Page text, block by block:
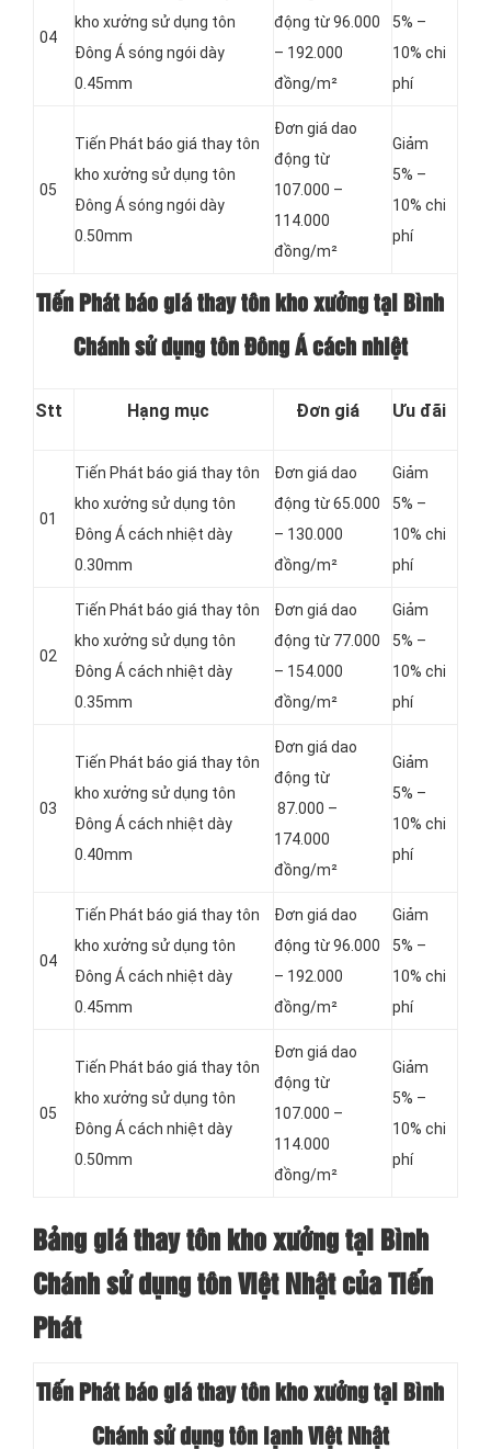
04
kho xưởng sử dụng tôn
Đông Á sóng ngói dày
0.45mm
động từ 96.000
– 192.000
đồng/m²
5% –
10% chi
phí
05
Tiến Phát báo giá thay tôn
kho xưởng sử dụng tôn
Đông Á sóng ngói dày
0.50mm
Đơn giá dao
động từ
107.000 –
114.000
đồng/m²
Giảm
5% –
10% chi
phí
Tiến Phát báo giá thay tôn kho xưởng tại Bình
Chánh sử dụng tôn Đông Á cách nhiệt
Stt Hạng mục Đơn giá Ưu đãi
01
Tiến Phát báo giá thay tôn
kho xưởng sử dụng tôn
Đông Á cách nhiệt dày
0.30mm
Đơn giá dao
động từ 65.000
– 130.000
đồng/m²
Giảm
5% –
10% chi
phí
02
Tiến Phát báo giá thay tôn
kho xưởng sử dụng tôn
Đông Á cách nhiệt dày
0.35mm
Đơn giá dao
động từ 77.000
– 154.000
đồng/m²
Giảm
5% –
10% chi
phí
03
Tiến Phát báo giá thay tôn
kho xưởng sử dụng tôn
Đông Á cách nhiệt dày
0.40mm
Đơn giá dao
động từ
87.000 –
174.000
đồng/m²
Giảm
5% –
10% chi
phí
04
Tiến Phát báo giá thay tôn
kho xưởng sử dụng tôn
Đông Á cách nhiệt dày
0.45mm
Đơn giá dao
động từ 96.000
– 192.000
đồng/m²
Giảm
5% –
10% chi
phí
05
Tiến Phát báo giá thay tôn
kho xưởng sử dụng tôn
Đông Á cách nhiệt dày
0.50mm
Đơn giá dao
động từ
107.000 –
114.000
đồng/m²
Giảm
5% –
10% chi
phí
Bảng giá thay tôn kho xưởng tại Bình
Chánh sử dụng tôn Việt Nhật của Tiến
Phát
Tiến Phát báo giá thay tôn kho xưởng tại Bình
Chánh sử dụng tôn lạnh Việt Nhật